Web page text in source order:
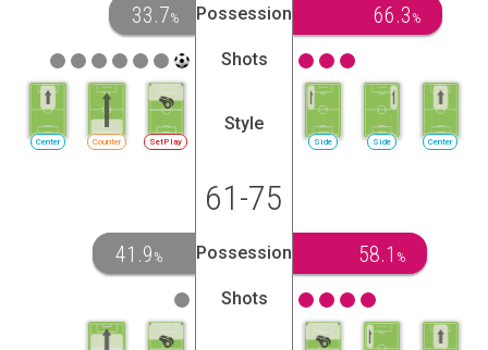
33.7% Possession 66.3 %
Shots
SetPlay
Counter
Center
Style
Side Side Center
61-75
41.9 % Possession 58.1 %
Shots